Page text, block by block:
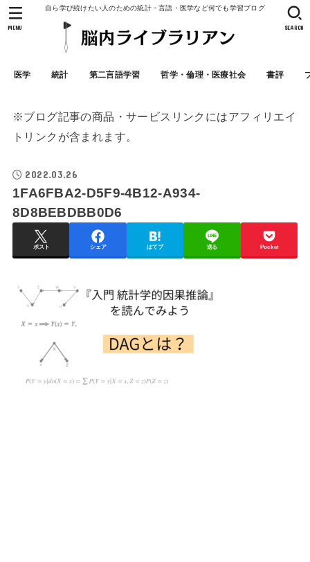
自ら学び続けたい人のための統計・言語・医学など何でも学習ブログ
医学 統計 第二言語学習 哲学・倫理・医療社会 書評
SEARCH
MENU
※ブログ記事の商品・サービスリンクにはアフィリエイ
トリンクが含まれます。
2022.03.26
1FA6FBA2-D5F9-4B12-A934-
8D8BEBDBB0D6
ポスト シェア はてブ 送る Pocket